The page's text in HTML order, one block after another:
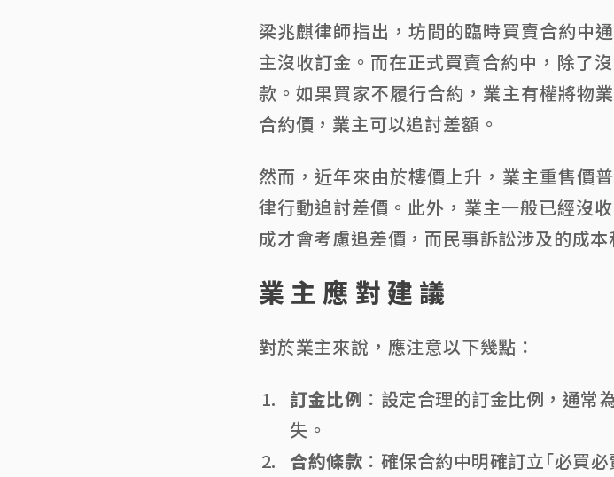
梁兆麒律師指出，坊間的臨時買賣合約中
主沒收訂金。而在正式買賣合約中，除了
款。如果買家不履行合約，業主有權將物
合約價，業主可以追討差額。
然而，近年來由於樓價上升，業主重售價
律行動追討差價。此外，業主一般已經沒
成才會考慮追差價，而民事訴訟涉及的成
業主應對建議
對於業主來說，應注意以下幾點：
訂金比例 ：設定合理的訂金比例，通常
失。
合約條款 ：確保合約中明確訂立「必買